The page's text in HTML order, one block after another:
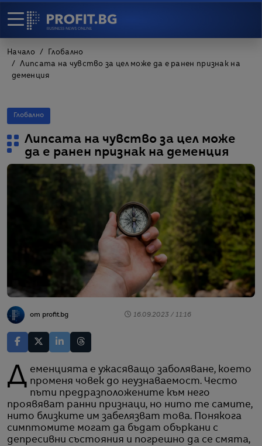
Начало
Глобално
Липсата на чувство за цел може да е ранен признак на
деменция
Глобално
Липсата на чувство за цел може
да е ранен признак на деменция
от profit.bg 16.09.2023 / 11:16
Деменцията е ужасяващо заболяване, което променя човек до неузнаваемост. Често
пъти предразположените към него
проявяват ранни признаци, но нито те самите,
нито близките им забелязват това. Понякога
симптомите могат да бъдат объркани с
депресивни състояния и погрешно да се смята,